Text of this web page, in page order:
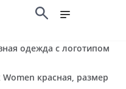
одежда с логотипом
красная, размер